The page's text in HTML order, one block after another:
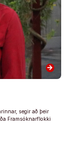
arrow_forward
segir að þeir
Framsóknarflokki